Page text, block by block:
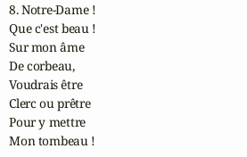
8. Notre-Dame !
Que c'est beau !
Sur mon âme
De corbeau,
Voudrais être
Clerc ou prêtre
Pour y mettre
Mon tombeau !